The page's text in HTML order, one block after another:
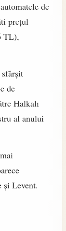
de
prețul
TL),
de
Halkalı
al anului
și Levent.